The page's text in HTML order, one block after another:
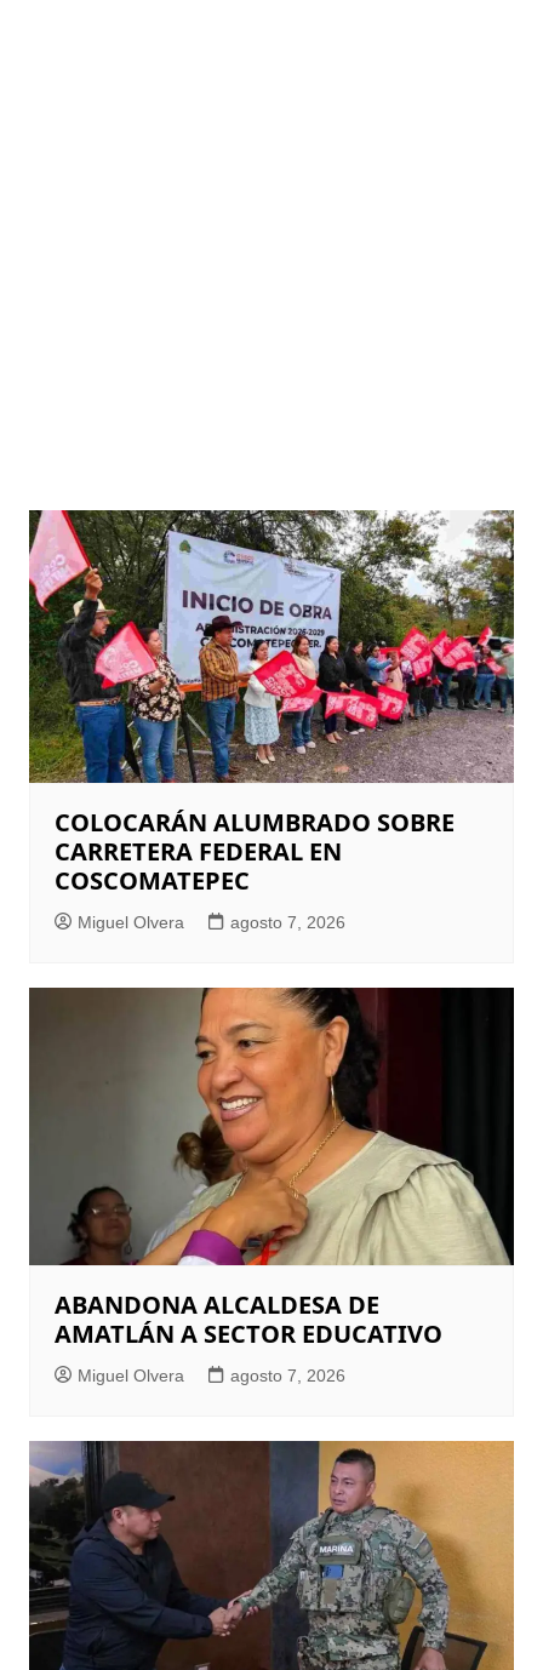
COLOCARÁN ALUMBRADO SOBRE
CARRETERA FEDERAL EN
COSCOMATEPEC
Miguel Olvera agosto 7, 2026
ABANDONA ALCALDESA DE
AMATLÁN A SECTOR EDUCATIVO
Miguel Olvera agosto 7, 2026